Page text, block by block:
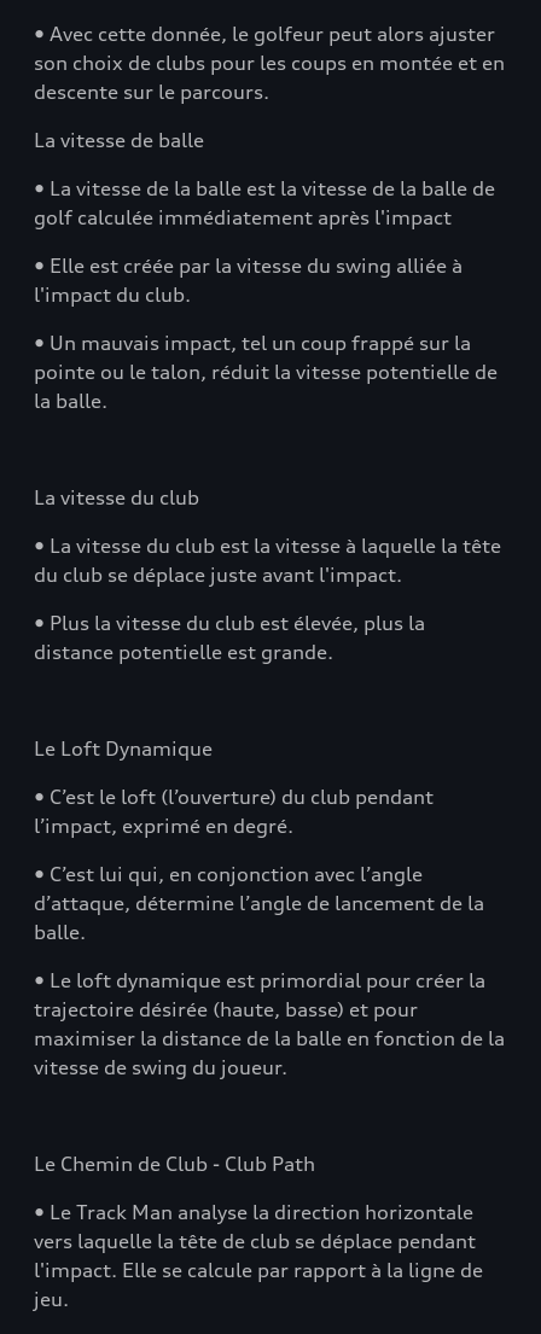
• Avec cette donnée, le golfeur peut alors ajuster
son choix de clubs pour les coups en montée et en
descente sur le parcours.
La vitesse de balle
• La vitesse de la balle est la vitesse de la balle de
golf calculée immédiatement après l'impact
• Elle est créée par la vitesse du swing alliée à
l'impact du club.
• Un mauvais impact, tel un coup frappé sur la
pointe ou le talon, réduit la vitesse potentielle de
la balle.
La vitesse du club
• La vitesse du club est la vitesse à laquelle la tête
du club se déplace juste avant l'impact.
• Plus la vitesse du club est élevée, plus la
distance potentielle est grande.
Le Loft Dynamique
• C’est le loft (l’ouverture) du club pendant
l’impact, exprimé en degré.
• C’est lui qui, en conjonction avec l’angle
d’attaque, détermine l’angle de lancement de la
balle.
• Le loft dynamique est primordial pour créer la
trajectoire désirée (haute, basse) et pour
maximiser la distance de la balle en fonction de la
vitesse de swing du joueur.
Le Chemin de Club - Club Path
• Le Track Man analyse la direction horizontale
vers laquelle la tête de club se déplace pendant
l'impact. Elle se calcule par rapport à la ligne de
jeu.